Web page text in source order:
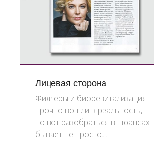
Лицевая сторона
Филлеры и биоревитализация
прочно вошли в реальность,
но вот разобраться в нюансах
бывает не просто....